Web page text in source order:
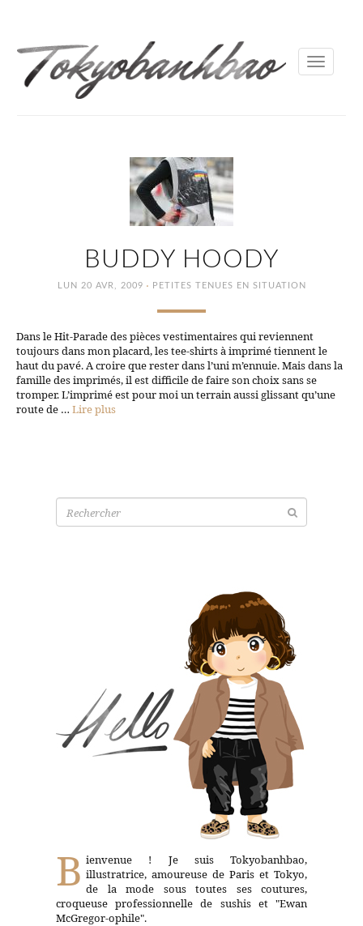
Toggle
BUDDY HOODY
LUN 20 AVR, 2009 · PETITES TENUES EN SITUATION
Dans le Hit-Parade des pièces vestimentaires qui reviennent
toujours dans mon placard, les tee-shirts à imprimé tiennent le
haut du pavé. A croire que rester dans l’uni m’ennuie. Mais dans la
famille des imprimés, il est difficile de faire son choix sans se
tromper. L’imprimé est pour moi un terrain aussi glissant qu’une
route de … Lire plus
Recherche
pour:
B ienvenue ! Je suis Tokyobanhbao,
illustratrice, amoureuse de Paris et Tokyo,
de la mode sous toutes ses coutures,
croqueuse professionnelle de sushis et "Ewan
McGregor-ophile".